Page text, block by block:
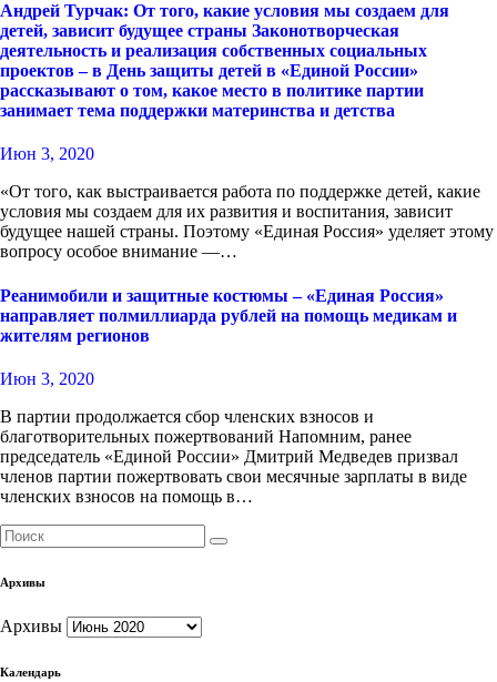
Андрей Турчак: От того, какие условия мы создаем для
детей, зависит будущее страны Законотворческая
деятельность и реализация собственных социальных
проектов – в День защиты детей в «Единой России»
рассказывают о том, какое место в политике партии
занимает тема поддержки материнства и детства
Июн 3, 2020
«От того, как выстраивается работа по поддержке детей, какие
условия мы создаем для их развития и воспитания, зависит
будущее нашей страны. Поэтому «Единая Россия» уделяет этому
вопросу особое внимание —…
Реанимобили и защитные костюмы – «Единая Россия»
направляет полмиллиарда рублей на помощь медикам и
жителям регионов
Июн 3, 2020
В партии продолжается сбор членских взносов и
благотворительных пожертвований Напомним, ранее
председатель «Единой России» Дмитрий Медведев призвал
членов партии пожертвовать свои месячные зарплаты в виде
членских взносов на помощь в…
Архивы
Архивы
Календарь